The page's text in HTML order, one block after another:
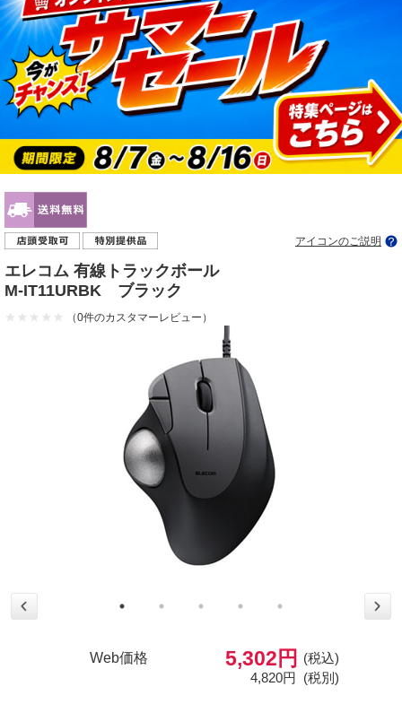
アイコンのご説明
エレコム 有線トラックボール
M-IT11URBK ブラック
（0件のカスタマーレビュー）
Web価格 5,302円
(税込)
4,820円 (税別)